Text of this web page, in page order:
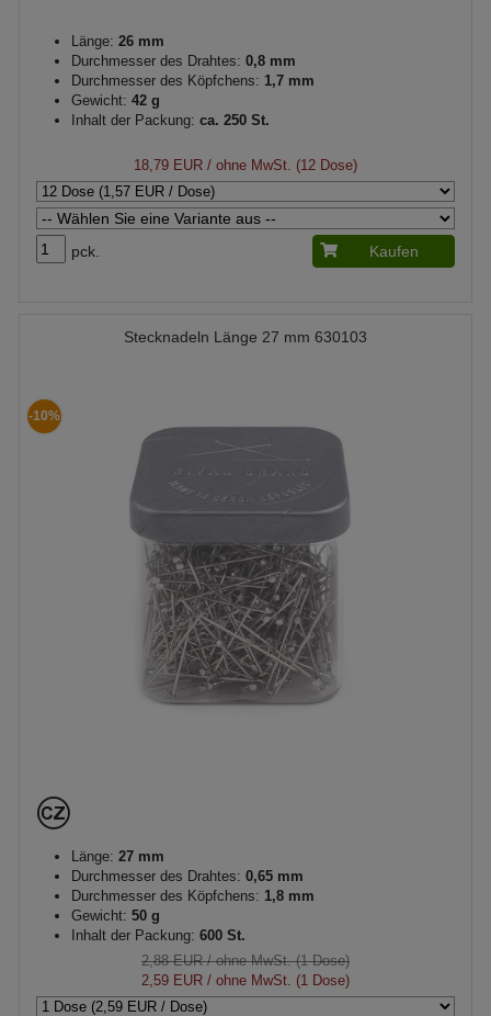
Länge: 26 mm
Durchmesser des Drahtes: 0,8 mm
Durchmesser des Köpfchens: 1,7 mm
Gewicht: 42 g
Inhalt der Packung: ca. 250 St.
18,79 EUR / ohne MwSt. (12 Dose)
pck. Kaufen
Stecknadeln Länge 27 mm 630103
-10%
Länge: 27 mm
Durchmesser des Drahtes: 0,65 mm
Durchmesser des Köpfchens: 1,8 mm
Gewicht: 50 g
Inhalt der Packung: 600 St.
2,88 EUR/ ohne MwSt. (1 Dose)
2,59 EUR / ohne MwSt. (1 Dose)